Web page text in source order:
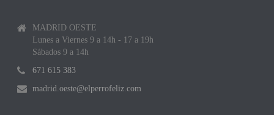
MADRID OESTE
Lunes a Viernes 9 a 14h - 17 a 19h
Sábados 9 a 14h
671 615 383
madrid.oeste@elperrofeliz.com